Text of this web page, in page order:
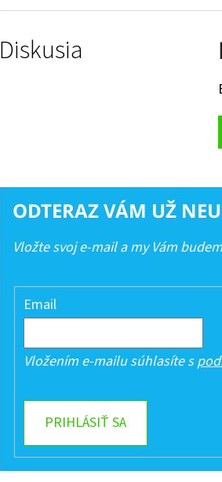
Diskusia
ODTERAZ VÁM UŽ
Vložte svoj e-mail a my Vám
Email
Vložením e-mailu súhlasíte s
PRIHLÁSIŤ SA